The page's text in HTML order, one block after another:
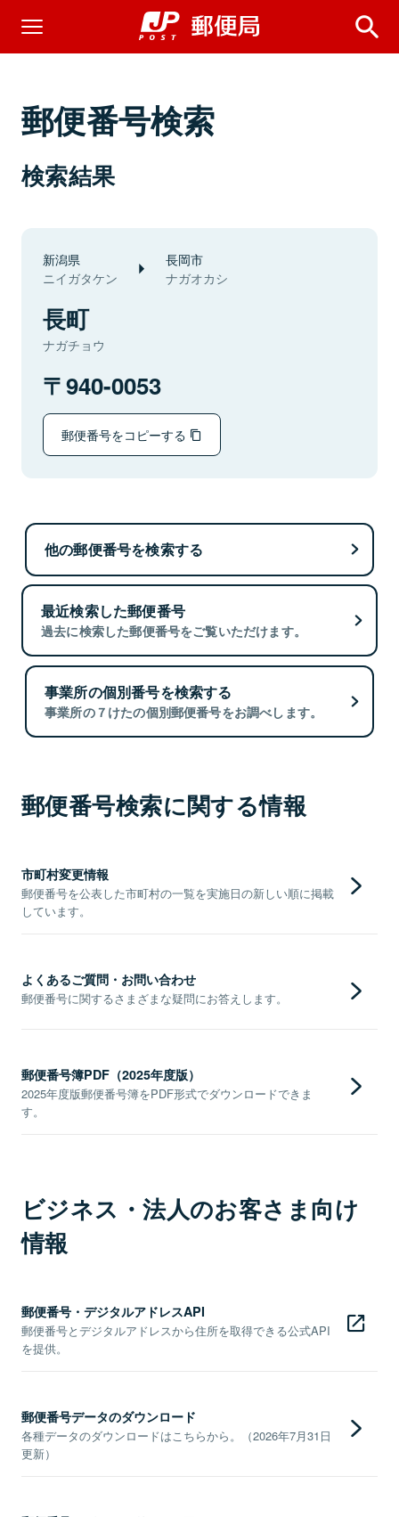
郵便番号検索
検索結果
新潟県
ニイガタケン
長岡市
ナガオカシ
長町
ナガチョウ
940-0053
郵便番号をコピーする
他の郵便番号を検索する
最近検索した郵便番号
過去に検索した郵便番号をご覧いただけます。
事業所の個別番号を検索する
事業所の７けたの個別郵便番号をお調べします。
郵便番号検索に関する情報
市町村変更情報
郵便番号を公表した市町村の一覧を実施日の新しい順に掲載
しています。
よくあるご質問・お問い合わせ
郵便番号に関するさまざまな疑問にお答えします。
郵便番号簿PDF（2025年度版）
2025年度版郵便番号簿をPDF形式でダウンロードできま
す。
ビジネス・法人のお客さま向け
情報
郵便番号・デジタルアドレスAPI
郵便番号とデジタルアドレスから住所を取得できる公式API
を提供。
郵便番号データのダウンロード
各種データのダウンロードはこちらから。（2026年7月31日
更新）